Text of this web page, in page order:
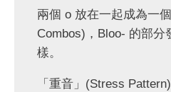
兩個 o 放在一起成為一
Combos)，Bloo- 的部分
樣。
「重音」(Stress